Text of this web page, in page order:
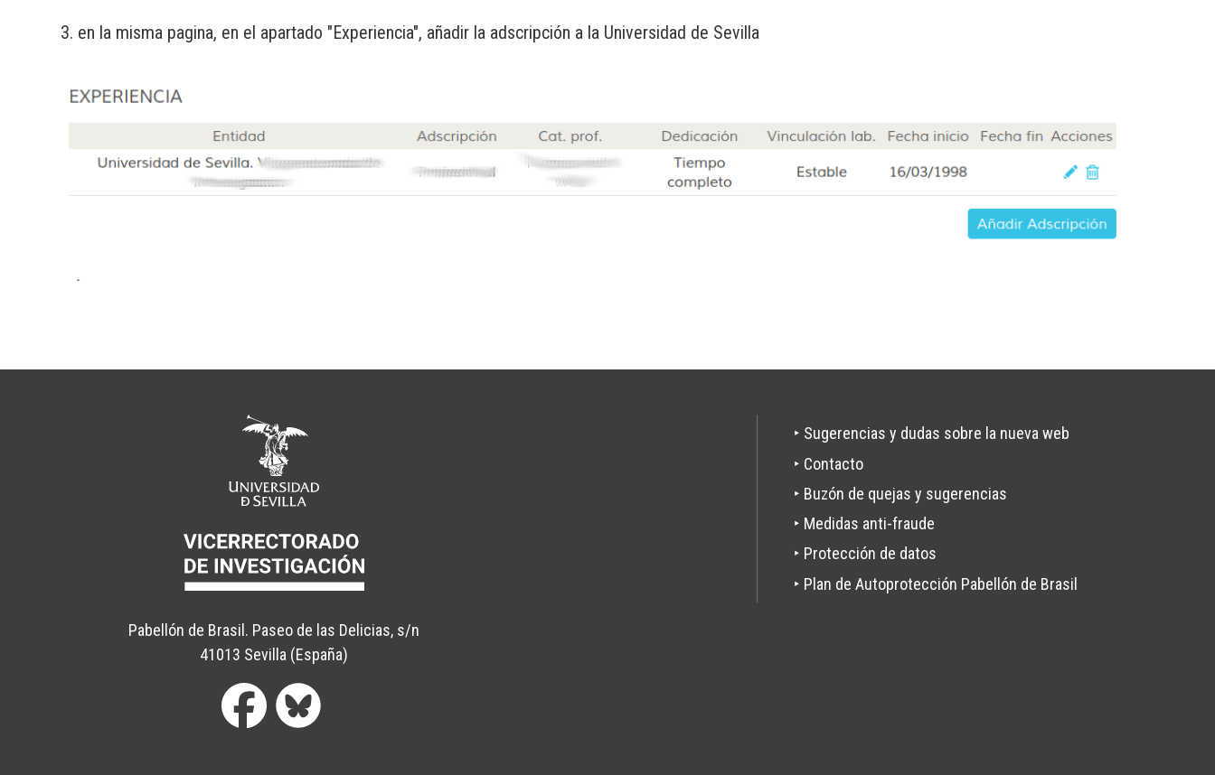
3. en la misma pagina, en el apartado "Experiencia", añadir la adscripción a la Universidad de Sevilla
Pabellón de Brasil. Paseo de las Delicias, s/n
41013 Sevilla (España)
página
‣ Sugerencias y dudas sobre la nueva web
‣ Contacto
‣ Buzón de quejas y sugerencias
‣ Medidas anti-fraude
‣ Protección de datos
‣ Plan de Autoprotección Pabellón de Brasil